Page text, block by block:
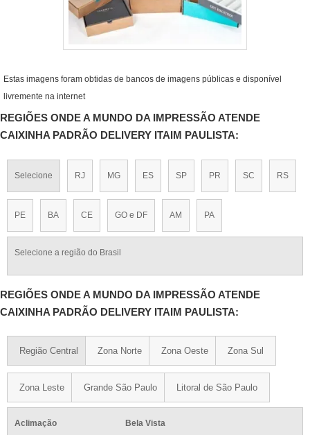
Estas imagens foram obtidas de bancos de imagens públicas e disponível
livremente na internet
REGIÕES ONDE A MUNDO DA IMPRESSÃO ATENDE
CAIXINHA PADRÃO DELIVERY ITAIM PAULISTA:
Selecione RJ MG ES SP PR SC RS
PE BA CE GO e DF AM PA
Selecione a região do Brasil
REGIÕES ONDE A MUNDO DA IMPRESSÃO ATENDE
CAIXINHA PADRÃO DELIVERY ITAIM PAULISTA:
Região Central Zona Norte Zona Oeste Zona Sul
Zona Leste Grande São Paulo Litoral de São Paulo
Aclimação
Bela Vista